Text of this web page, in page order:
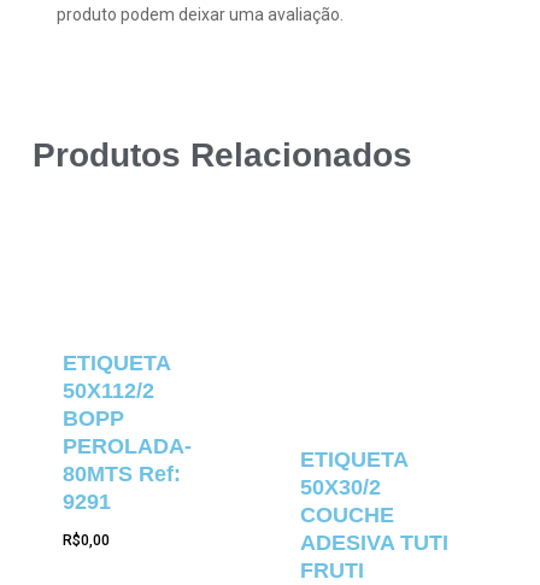
produto podem deixar uma avaliação.
Produtos Relacionados
ETIQUETA
50X112/2
BOPP
PEROLADA-
80MTS Ref:
9291
R$0,00
ETIQUETA
50X30/2
COUCHE
ADESIVA TUTI
FRUTI